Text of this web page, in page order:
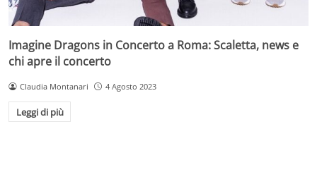
Imagine Dragons in Concerto a Roma: Scaletta, news e
chi apre il concerto
Claudia Montanari 4 Agosto 2023
Leggi di più